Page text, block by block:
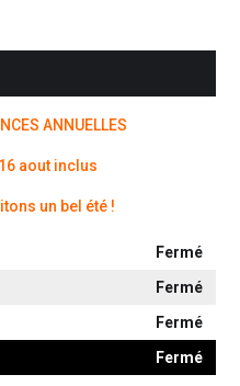
ANNUELLES
aout inclus
un bel été !
Fermé
Fermé
Fermé
Fermé